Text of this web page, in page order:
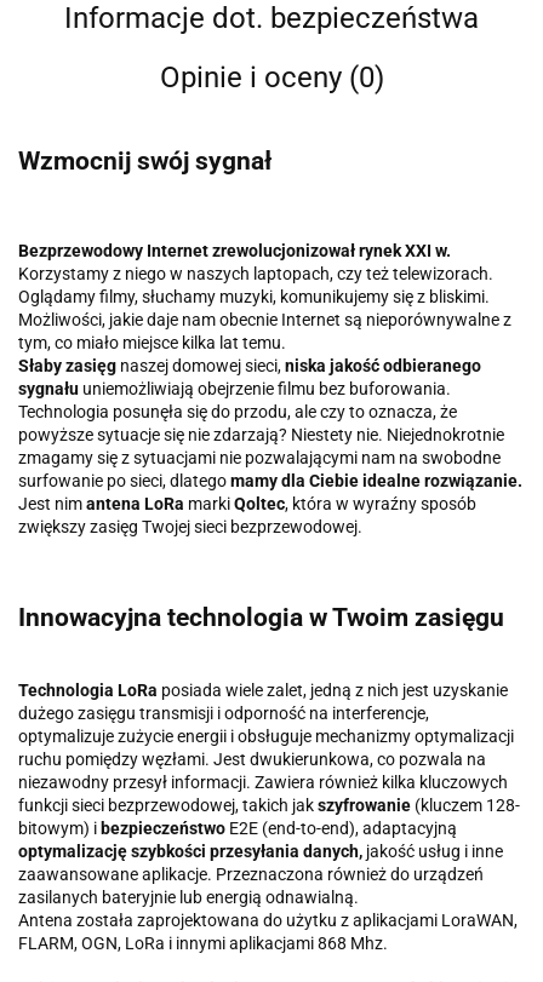
Informacje dot. bezpieczeństwa
Opinie i oceny (0)
Wzmocnij swój sygnał
Bezprzewodowy Internet zrewolucjonizował rynek XXI w.
Korzystamy z niego w naszych laptopach, czy też telewizorach.
Oglądamy filmy, słuchamy muzyki, komunikujemy się z bliskimi.
Możliwości, jakie daje nam obecnie Internet są nieporównywalne z
tym, co miało miejsce kilka lat temu.
Słaby zasięg naszej domowej sieci,niska jakość odbieranego
sygnału uniemożliwiają obejrzenie filmu bez buforowania.
Technologia posunęła się do przodu, ale czy to oznacza, że
powyższe sytuacje się nie zdarzają? Niestety nie. Niejednokrotnie
zmagamy się z sytuacjami nie pozwalającymi nam na swobodne
surfowanie po sieci, dlategomamy dla Ciebie idealne rozwiązanie.
Jest nimantena LoRa markiQoltec, która w wyraźny sposób
zwiększy zasięg Twojej sieci bezprzewodowej.
Innowacyjna technologia w Twoim zasięgu
Technologia LoRa posiada wiele zalet, jedną z nich jest uzyskanie
dużego zasięgu transmisji i odporność na interferencje,
optymalizuje zużycie energii i obsługuje mechanizmy optymalizacji
ruchu pomiędzy węzłami. Jest dwukierunkowa, co pozwala na
niezawodny przesył informacji. Zawiera również kilka kluczowych
funkcji sieci bezprzewodowej, takich jakszyfrowanie (kluczem 128-
bitowym) i bezpieczeństwo E2E (end-to-end), adaptacyjną
optymalizację szybkości przesyłania danych, jakość usług i inne
zaawansowane aplikacje. Przeznaczona również do urządzeń
zasilanych bateryjnie lub energią odnawialną.
Antena została zaprojektowana do użytku z aplikacjami LoraWAN,
FLARM, OGN, LoRa i innymi aplikacjami 868 Mhz.